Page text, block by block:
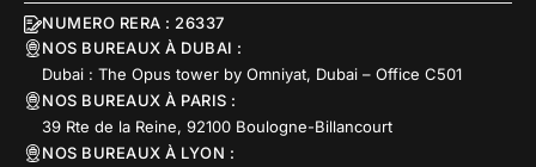
NUMERO RERA : 26337
NOS BUREAUX À DUBAI :
Dubai : The Opus tower by Omniyat, Dubai – Office C501
NOS BUREAUX À PARIS :
39 Rte de la Reine, 92100 Boulogne-Billancourt
NOS BUREAUX À LYON :